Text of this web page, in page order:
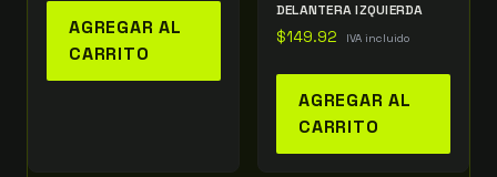
AGREGAR AL
CARRITO
DELANTERA IZQUIERDA
$149.92 IVA incluido
AGREGAR AL
CARRITO